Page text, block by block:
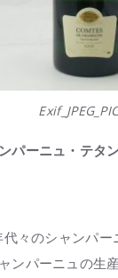
パーニュ・テ
々のシャンパー
ンパーニュの生